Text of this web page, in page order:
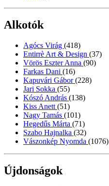
Alkotók
Agócs Virág (418)
Entirrè Art & Design (37)
Vörös Eszter Anna (90)
Farkas Dani (16)
Kapuvári Gábor(228)
Jari Sokka (55)
Kószó András (138)
Kiss Anett (51)
Nagy Tamás (101)
Hegedűs Márta (71)
Szabo Hajnalka (32)
Vászonkép Nyomda (1076)
Újdonságok